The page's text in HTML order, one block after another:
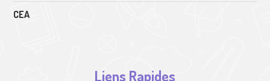
CEA
Liens Rapides